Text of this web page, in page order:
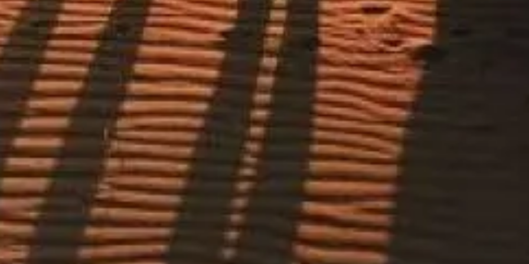
티켓으로 줄 서지 않고 입장
우선 입장과 전문 가이드로 관람을 더욱 풍성하게 해 줄 인기 티켓을 추천합니다.
티켓 예약하기
두바이 사막 사파리 정보 허브
특정 여행사를 홍보하기보다는, 두바이 사막 사파리를 고민하는 한국인 여행자를 위해 실용적인 정보와 솔직한 조언을 정리했
2026 이 사이트는 정보 제공을 목적으로 하며, 특정 투어 회사나 공식 기관을 대변하지 않습니다.
본 웹사이트 desert-safari.ae 는 두바이 사막 사파리 에 관한 정보를 제공하는 독립 플랫폼입니다.
모든 등록상표 및 브랜드는 각 소유자의 자산입니다. 티켓 관련 문의는 해당 티켓 공급업체에 직접 연락해주세요.
빠른 링크